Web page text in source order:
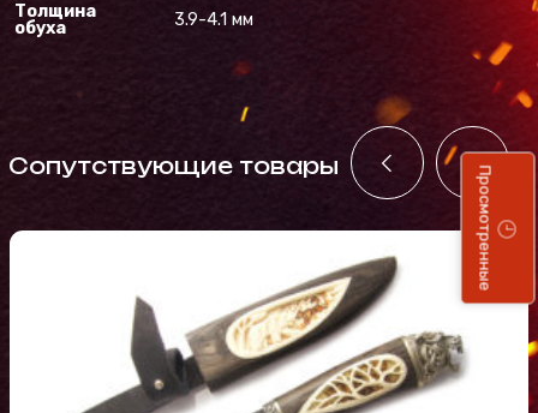
Толщина
обуха
3.9-4.1 мм
Cопутствующие товары Просмотренные